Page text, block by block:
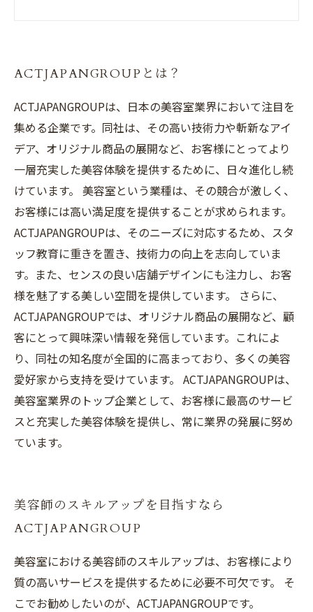
ACTJAPANGROUPとは？
ACTJAPANGROUPは、日本の美容室業界において注目を
集める企業です。同社は、その高い技術力や斬新なアイ
デア、オリジナル商品の展開など、お客様にとってより
一層充実した美容体験を提供するために、日々進化し続
けています。 美容室という業種は、その競合が激しく、
お客様には高い満足度を提供することが求められます。
ACTJAPANGROUPは、そのニーズに対応するため、スタ
ッフ教育に重きを置き、技術力の向上を志向していま
す。また、センスの良い店舗デザインにも注力し、お客
様を魅了する美しい空間を提供しています。 さらに、
ACTJAPANGROUPでは、オリジナル商品の展開など、顧
客にとって興味深い情報を発信しています。これによ
り、同社の知名度が全国的に高まっており、多くの美容
愛好家から支持を受けています。 ACTJAPANGROUPは、
美容室業界のトップ企業として、お客様に最高のサービ
スと充実した美容体験を提供し、常に業界の発展に努め
ています。
美容師のスキルアップを目指すなら
ACTJAPANGROUP
美容室における美容師のスキルアップは、お客様により
質の高いサービスを提供するために必要不可欠です。 そ
こでお勧めしたいのが、ACTJAPANGROUPです。